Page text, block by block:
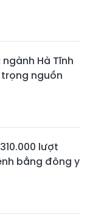
Hà Tĩnh
nguồn
lượt
bằng đông y